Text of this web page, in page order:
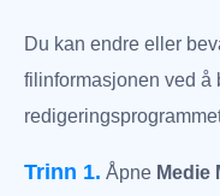
Du kan endre eller
filinformasjonen ved å
Trinn 1. Åpne Medie